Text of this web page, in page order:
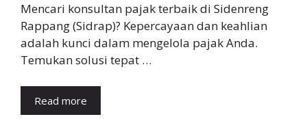
Mencari konsultan pajak terbaik di Sidenreng
Rappang (Sidrap)? Kepercayaan dan keahlian
adalah kunci dalam mengelola pajak Anda.
Temukan solusi tepat …
Read more